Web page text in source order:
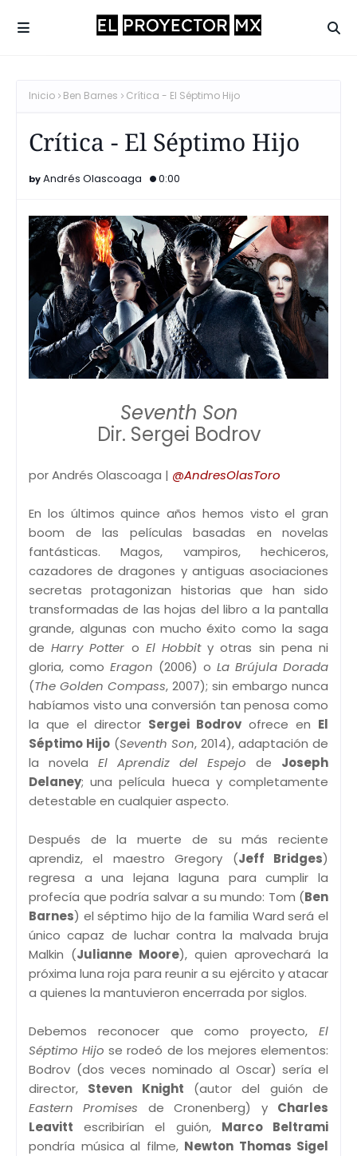
Inicio Ben Barnes Crítica - El Séptimo Hijo
Crítica - El Séptimo Hijo
Andrés Olascoaga 0:00
Seventh Son
Dir. Sergei Bodrov
por Andrés Olascoaga | @AndresOlasToro
En los últimos quince años hemos visto el gran
boom de las películas basadas en novelas
fantásticas. Magos, vampiros, hechiceros,
cazadores de dragones y antiguas asociaciones
secretas protagonizan historias que han sido
transformadas de las hojas del libro a la pantalla
grande, algunas con mucho éxito como la saga
deHarry Potter o El Hobbity otras sin pena ni
gloria, como Eragon (2006) o La Brújula Dorada
(The Golden Compass, 2007); sin embargo nunca
habíamos visto una conversión tan penosa como
la que el director Sergei Bodrov ofrece en El
Séptimo Hijo (Seventh Son, 2014), adaptación de
la novela El Aprendiz del Espejo de Joseph
Delaney; una película hueca y completamente
detestable en cualquier aspecto.
Después de la muerte de su más reciente
aprendiz, el maestro Gregory (Jeff Bridges)
regresa a una lejana laguna para cumplir la
profecía que podría salvar a su mundo: Tom (Ben
Barnes) el séptimo hijo de la familia Ward será el
único capaz de luchar contra la malvada bruja
Malkin (Julianne Moore), quien aprovechará la
próxima luna roja para reunir a su ejército y atacar
a quienes la mantuvieron encerrada por siglos.
Debemos reconocer que como proyecto, El
Séptimo Hijo se rodeó de los mejores elementos:
Bodrov (dos veces nominado al Oscar) sería el
director, Steven Knight (autor del guión de
Eastern Promises de Cronenberg) y Charles
Leavitt escribirían el guión, Marco Beltrami
pondría música al filme, Newton Thomas Sigel